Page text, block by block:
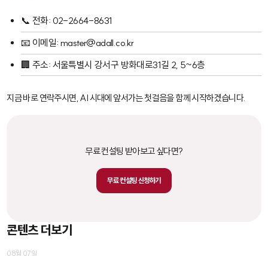
📞 전화: 02-2664-8631
📧 이메일: master@adall.co.kr
🏢 주소: 서울특별시 강서구 방화대로31길 2, 5~6층
지금 바로 연락주시면, AI 시대에 앞서가는 첫걸음을 함께 시작하겠습니다.
무료 컨설팅 받아보고 싶다면?
무료 컨설팅 신청하기
콘텐츠 더보기
08월 07일